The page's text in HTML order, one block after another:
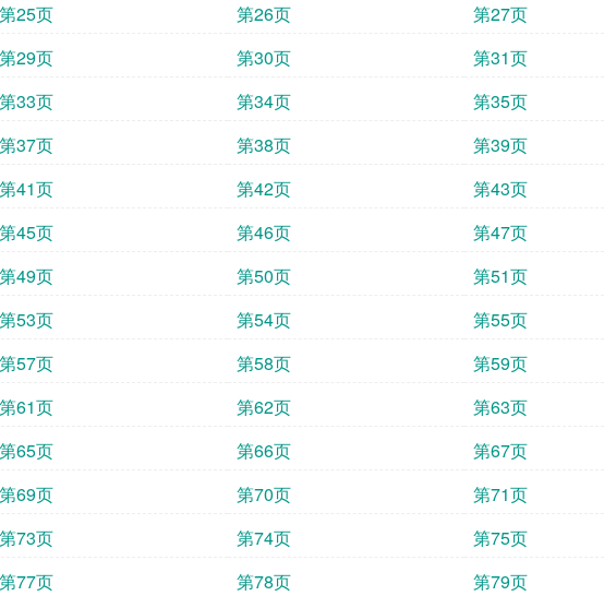
第25页
第26页 第27页
第29页
第30页 第31页
第33页
第34页 第35页
第37页
第38页 第39页
第41页
第42页 第43页
第45页
第46页 第47页
第49页
第50页 第51页
第53页
第54页 第55页
第57页
第58页 第59页
第61页
第62页 第63页
第65页
第66页 第67页
第69页
第70页 第71页
第73页
第74页 第75页
第77页
第78页 第79页